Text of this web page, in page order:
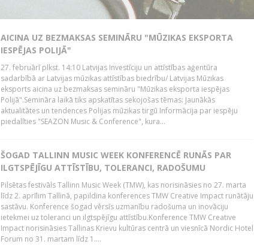
AICINA UZ BEZMAKSAS SEMINĀRU "MŪZIKAS EKSPORTA
IESPĒJAS POLIJĀ"
27. februārī plkst. 14:10 Latvijas Investīciju un attīstības aģentūra
sadarbībā ar Latvijas mūzikas attīstības biedrību/ Latvijas Mūzikas
eksports aicina uz bezmaksas semināru "Mūzikas eksporta iespējas
Polijā".Semināra laikā tiks apskatītas sekojošas tēmas: Jaunākās
aktualitātes un tendences Polijas mūzikas tirgū Informācija par iespēju
piedalīties "SEAZON Music & Conference", kura...
ŠOGAD TALLINN MUSIC WEEK KONFERENCĒ RUNĀS PAR
ILGTSPĒJĪGU ATTĪSTĪBU, TOLERANCI, RADOŠUMU
Pilsētas festivāls Tallinn Music Week (TMW), kas norisināsies no 27. marta
līdz 2. aprīlim Tallinā, papildina konferences TMW Creative Impact runātāju
sastāvu. Konference šogad vērsīs uzmanību radošuma un inovāciju
ietekmei uz toleranci un ilgtspējīgu attīstību.Konference TMW Creative
Impact norisināsies Tallinas Krievu kultūras centrā un viesnīcā Nordic Hotel
Forum no 31. martam līdz 1....